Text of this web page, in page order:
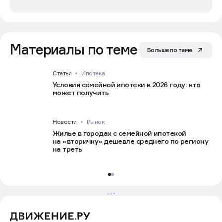
Материалы по теме Больше по теме
Статьи Ипотека
Условия семейной ипотеки в 2026 году: кто
может получить
Новости Рынок
Жилье в городах с семейной ипотекой
на «вторичку» дешевле среднего по региону
на треть